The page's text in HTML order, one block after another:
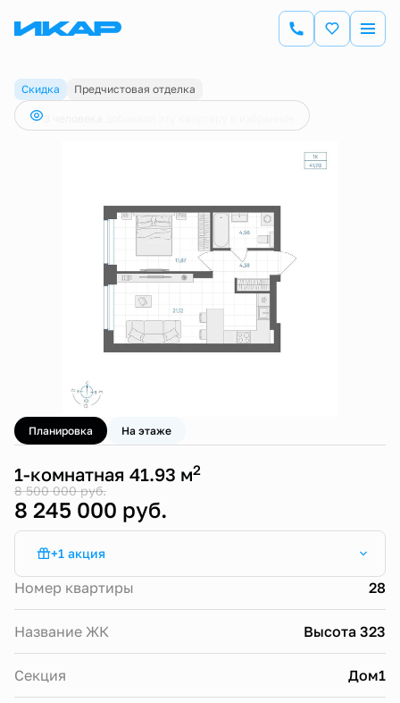
1-комнатная41.93 м
8 500 000 руб.
8 245 000 руб.
Скидка Предчистовая отделка
Планировка На этаже
1-комнатная 41.93 м2
8 500 000 руб.
8 245 000 руб.
+1 акция
Субсидированная ипотека от 13,9%
Номер квартиры 28
Название ЖК Высота 323
Секция Дом1